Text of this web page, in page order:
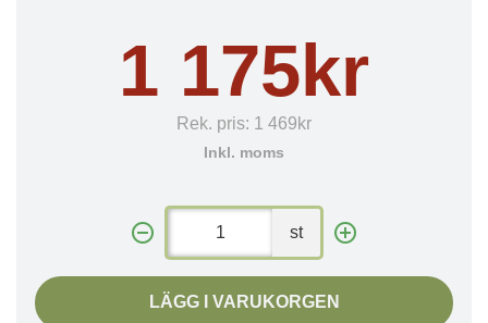
1 175kr
Rek. pris: 1 469kr
Inkl. moms
st
LÄGG I VARUKORGEN